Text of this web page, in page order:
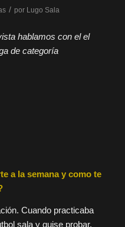
/ por Lugo Sala
hablamos con el el
de categoría
a la semana y como te
Cuando practicaba
sala y quise probar.